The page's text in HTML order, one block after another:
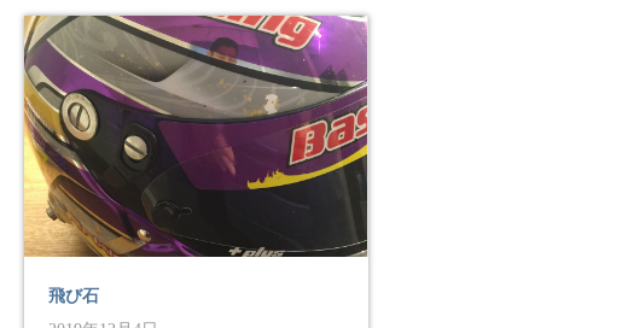
飛び石